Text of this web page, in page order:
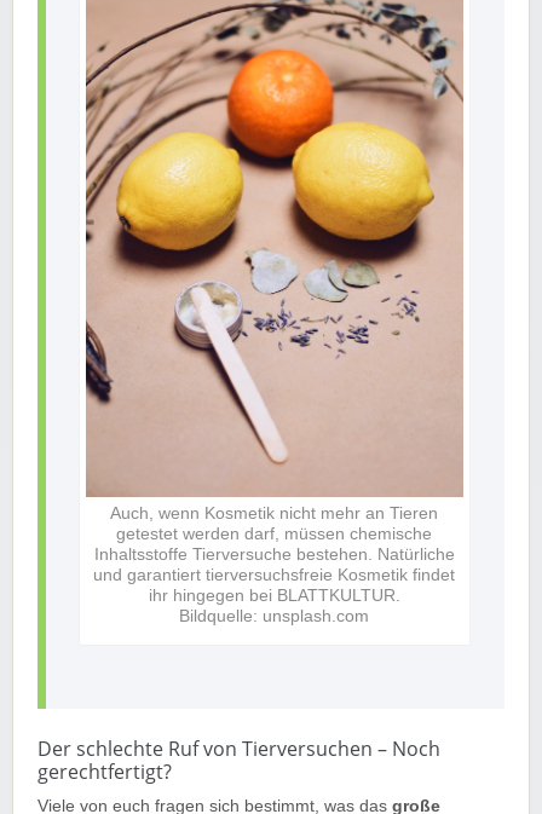
Auch, wenn Kosmetik nicht mehr an Tieren
getestet werden darf, müssen chemische
Inhaltsstoffe Tierversuche bestehen. Natürliche
und garantiert tierversuchsfreie Kosmetik findet
ihr hingegen bei BLATTKULTUR.
Bildquelle: unsplash.com
Der schlechte Ruf von Tierversuchen – Noch
gerechtfertigt?
Viele von euch fragen sich bestimmt, was das große